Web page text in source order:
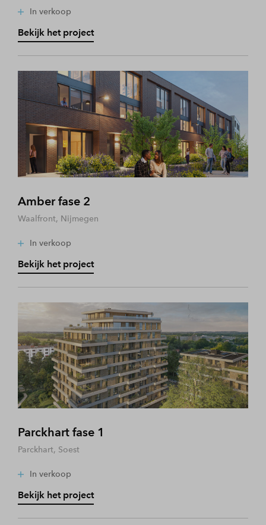
In verkoop
Bekijk het project
Amber fase 2
Waalfront, Nijmegen
In verkoop
Bekijk het project
Parckhart fase 1
Parckhart, Soest
In verkoop
Bekijk het project